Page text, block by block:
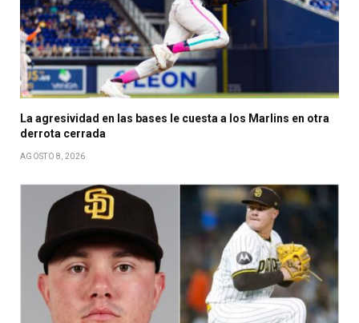
La agresividad en las bases le cuesta a los Marlins en otra
derrota cerrada
AGOSTO 8, 2026